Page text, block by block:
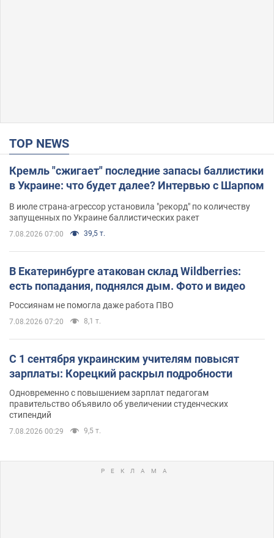
TOP NEWS
Кремль "сжигает" последние запасы баллистики
в Украине: что будет далее? Интервью с Шарпом
В июле страна-агрессор установила "рекорд" по количеству
запущенных по Украине баллистических ракет
7.08.2026 07:00 39,5 т.
В Екатеринбурге атакован склад Wildberries:
есть попадания, поднялся дым. Фото и видео
Россиянам не помогла даже работа ПВО
7.08.2026 07:20 8,1 т.
С 1 сентября украинским учителям повысят
зарплаты: Корецкий раскрыл подробности
Одновременно с повышением зарплат педагогам
правительство объявило об увеличении студенческих
стипендий
7.08.2026 00:29 9,5 т.